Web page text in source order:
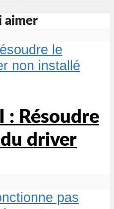
aimer
: Résoudre
driver